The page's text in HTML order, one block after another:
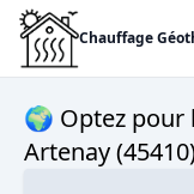
Chauffage
🌍 Optez pour
Artenay